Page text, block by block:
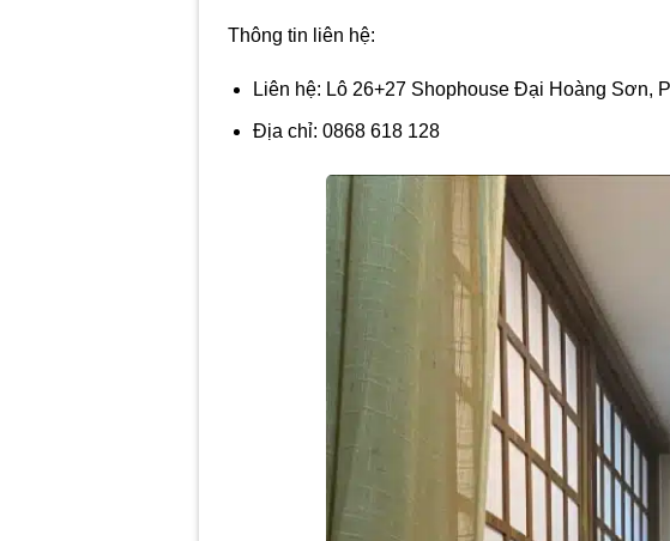
Thông tin liên hệ:
Liên hệ: Lô 26+27 Shophouse Đại Hoàng Sơn,
Địa chỉ: 0868 618 128